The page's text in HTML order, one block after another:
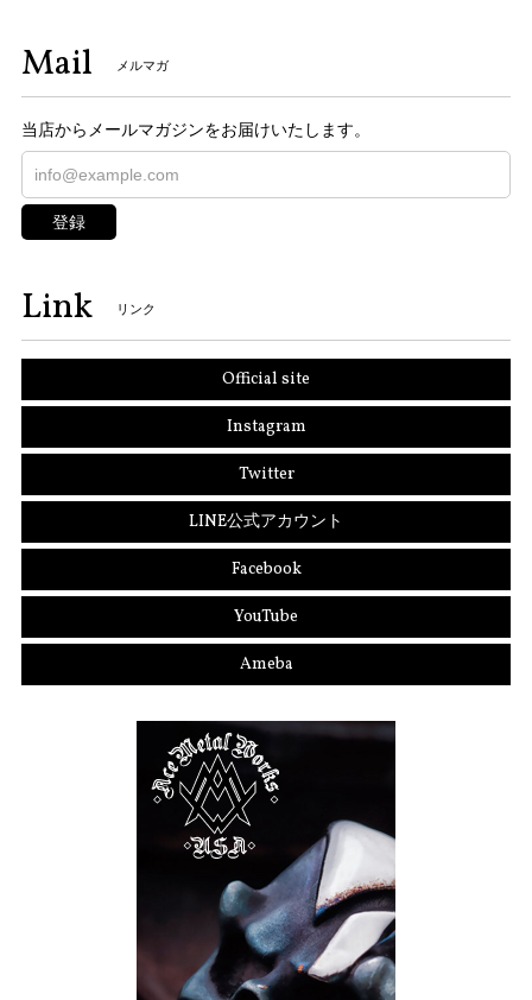
Mail メルマガ
当店からメールマガジンをお届けいたします。
登録
Link リンク
Official site
Instagram
Twitter
LINE公式アカウント
Facebook
YouTube
Ameba